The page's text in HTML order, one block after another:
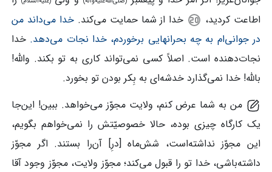
اطاعت کردید،
خدا از شما حمایت می‌کند.خدا می‌داند من
در جوانی‌ام به چه بحرانهایی برخوردم، خدا نجات می‌دهد. خدا
نجات‌دهنده است. اصلاً کسی نمی‌تواند کاری به تو بکند. والله!
بالله! خدا نمی‌گذارد خدشه‌ای به بِکر بودن تو بخورد.
من به شما عرض کنم، ولایت مجوّز می‌خواهد. ببین! این‌جا
یک کارگاه چیزی بوده، حالا خصوصیّتش را نمی‌خواهم بگویم،
این مجوّز نداشته‌است، شش‌ماه [درِ] آن‌را بستند. اگر مجوّز
داشته‌باشی، خدا تو را قبول می‌کند؛ مجوّز ولایت، مجوّز وجود آقا